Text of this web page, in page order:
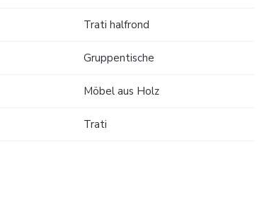
Trati halfrond
Gruppentische
Möbel aus Holz
Trati